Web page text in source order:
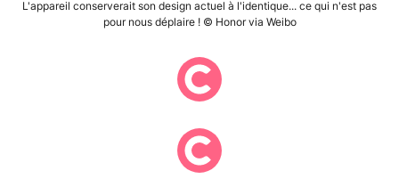
L'appareil conserverait son design actuel à l'identique... ce qui n'est pas
pour nous déplaire ! © Honor via Weibo